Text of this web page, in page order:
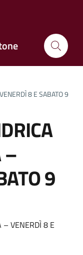
8 E SABATO 9
–
9
– VENERDÌ 8 E